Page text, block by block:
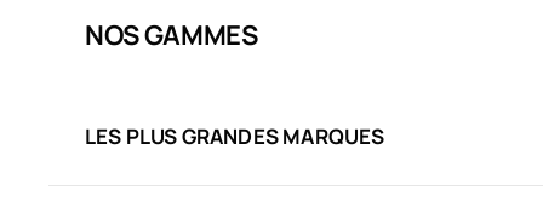
NOS GAMMES
LES PLUS GRANDES MARQUES